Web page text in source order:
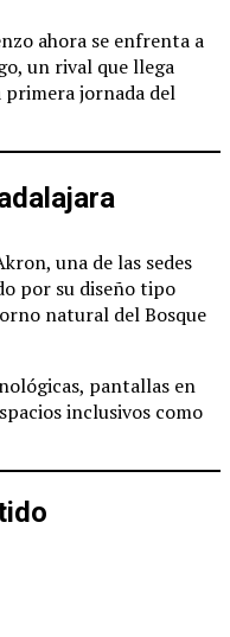
ahora se enfrenta a
un rival que llega
primera jornada del
una de las sedes
por su diseño tipo
natural del Bosque
pantallas en
inclusivos como